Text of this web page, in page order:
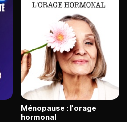
Ménopause : l'orage
hormonal